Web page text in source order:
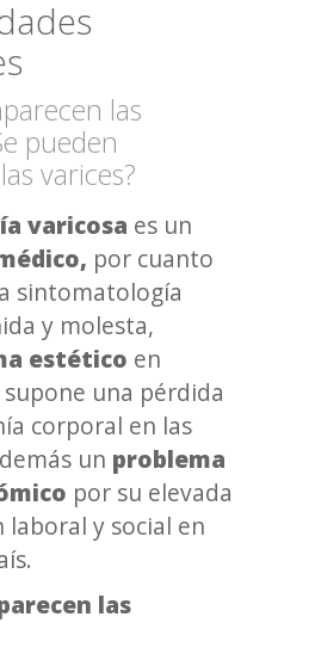
las
pueden
varices?
varicosa es un
por cuanto
sintomatología
y molesta,
estético en
una pérdida
corporal en las
un problema
por su elevada
laboral y social en
las